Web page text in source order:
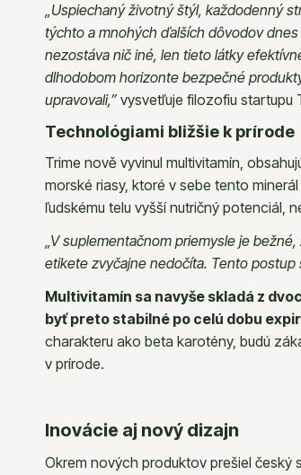
Vitamín E
Vápnik
Krvné testy
Zobraziť všetko
„Uspiechaný životný štýl, každodenný
týchto a mnohých ďalších dôvodov
nezostáva nič iné, len tieto látky
dlhodobom horizonte bezpečné
upravovali,” vysvetľuje filozofiu startupu
Technológiami bližšie k prírode
Trime nově vyvinul multivitamín,
morské riasy, ktoré v sebe tento
ľudskému telu vyšší nutričný potenciál,
„V suplementačnom priemysle je
etikete zvyčajne nedočíta. Tento postup
Multivitamín sa navyše skladá z
byť preto stabilné po celú dobu
charakteru ako beta karotény, budú
v prírode.
Inovácie aj nový dizajn
Okrem nových produktov prešiel český